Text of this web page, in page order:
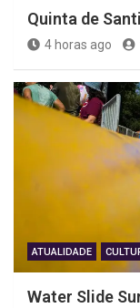
Quinta de
4 horas ago
ATUALIDADE
Water Slide